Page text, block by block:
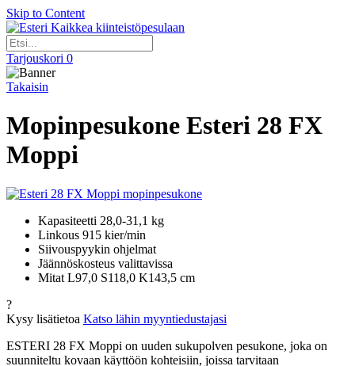
Skip to Content
Kaikkea kiinteistöpesulaan
Tarjouskori 0
Takaisin
Mopinpesukone Esteri 28 FX
Moppi
Kapasiteetti 28,0-31,1 kg
Linkous 915 kier/min
Siivouspyykin ohjelmat
Jäännöskosteus valittavissa
Mitat L97,0 S118,0 K143,5 cm
?
Kysy lisätietoa Katso lähin myyntiedustajasi
ESTERI 28 FX Moppi on uuden sukupolven pesukone, joka on
suunniteltu kovaan käyttöön kohteisiin, joissa tarvitaan